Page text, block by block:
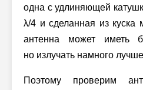
одна с удлиняющей
λ/4 и сделанная из куска
антенна может иметь
но излучать намного
Поэтому проверим